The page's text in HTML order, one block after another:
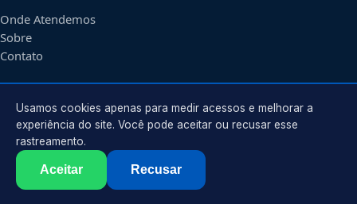
Onde Atendemos
Sobre
Contato
CONTATO
Atendimento em
contato@guinchosaparecidadegoiania.com.br
2026 Aparecida de Goiânia GO
Usamos cookies apenas para medir acessos e melhorar a
experiência do site. Você pode aceitar ou recusar esse
rastreamento.
Aceitar Recusar